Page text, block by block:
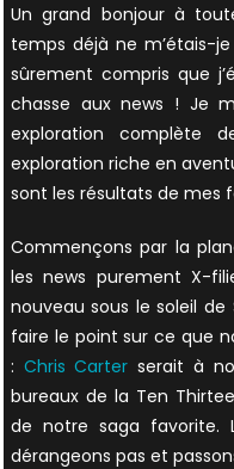
Un grand bonjour à
temps déjà ne m’étais-
sûrement compris que
chasse aux news ! Je
exploration complète
exploration riche en
sont les résultats de mes
Commençons par la
les news purement X-
nouveau sous le soleil
faire le point sur ce que
: Chris Carter serait à
bureaux de la Ten
de notre saga favorite.
dérangeons pas et